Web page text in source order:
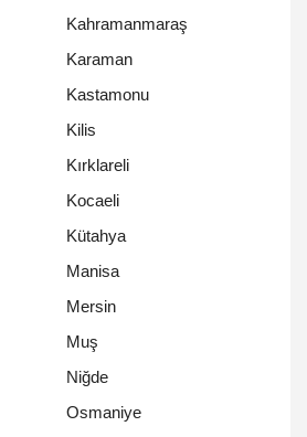
Kahramanmaraş
Karaman
Kastamonu
Kilis
Kırklareli
Kocaeli
Kütahya
Manisa
Mersin
Muş
Niğde
Osmaniye